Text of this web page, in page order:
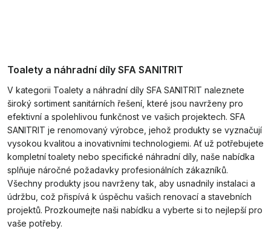
Toalety a náhradní díly SFA SANITRIT
V kategorii Toalety a náhradní díly SFA SANITRIT naleznete
široký sortiment sanitárních řešení, které jsou navrženy pro
efektivní a spolehlivou funkčnost ve vašich projektech. SFA
SANITRIT je renomovaný výrobce, jehož produkty se vyznačují
vysokou kvalitou a inovativními technologiemi. Ať už potřebujete
kompletní toalety nebo specifické náhradní díly, naše nabídka
splňuje náročné požadavky profesionálních zákazníků.
Všechny produkty jsou navrženy tak, aby usnadnily instalaci a
údržbu, což přispívá k úspěchu vašich renovací a stavebních
projektů. Prozkoumejte naši nabídku a vyberte si to nejlepší pro
vaše potřeby.